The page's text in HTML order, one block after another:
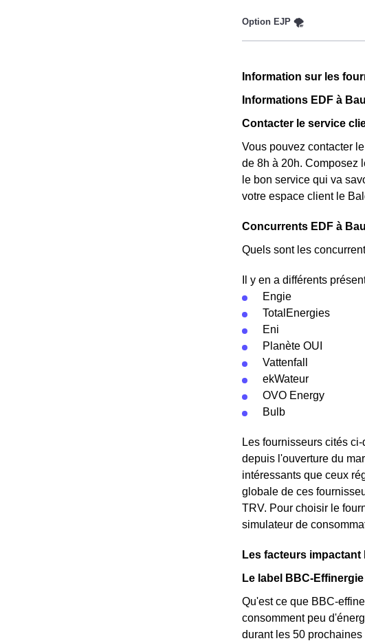
sont moins chers, et
Ce tarif existe chez la
deux tarifs : pendant 22
prix est 20% moins cher
Information sur les
Informations EDF à
Contacter le service
Vous pouvez contacter
de 8h à 20h. Composez
le bon service qui va
votre espace client le
Concurrents EDF à
Quels sont les
Il y en a différents
Engie
TotalEnergies
Eni
Planète OUI
Vattenfall
ekWateur
OVO Energy
Bulb
Les fournisseurs cités
depuis l'ouverture du
intéressants que ceux
globale de ces
TRV. Pour choisir le
simulateur de
Les facteurs
Le label BBC-
Qu'est ce que BBC-
consomment peu
durant les 50